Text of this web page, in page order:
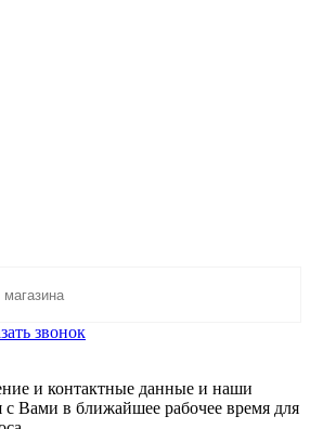
звонок
и контактные данные и наши
с Вами в ближайшее рабочее время для